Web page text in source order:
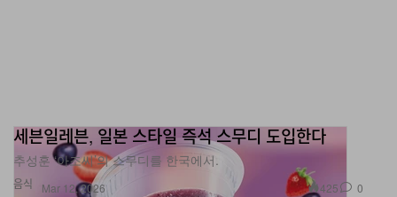
음식
세븐일레븐, 일본 스타일 즉석 스무디 도입한다
추성훈 ‘아조씨’의 스무디를 한국에서.
Mar 12, 2026 425 0